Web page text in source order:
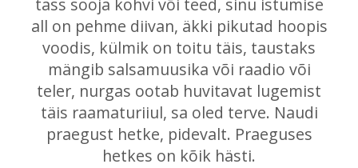
tass sooja kohvi või teed, sinu istumise
all on pehme diivan, äkki pikutad hoopis
voodis, külmik on toitu täis, taustaks
mängib salsamuusika või raadio või
teler, nurgas ootab huvitavat lugemist
täis raamaturiiul, sa oled terve. Naudi
praegust hetke, pidevalt. Praeguses
hetkes on kõik hästi.